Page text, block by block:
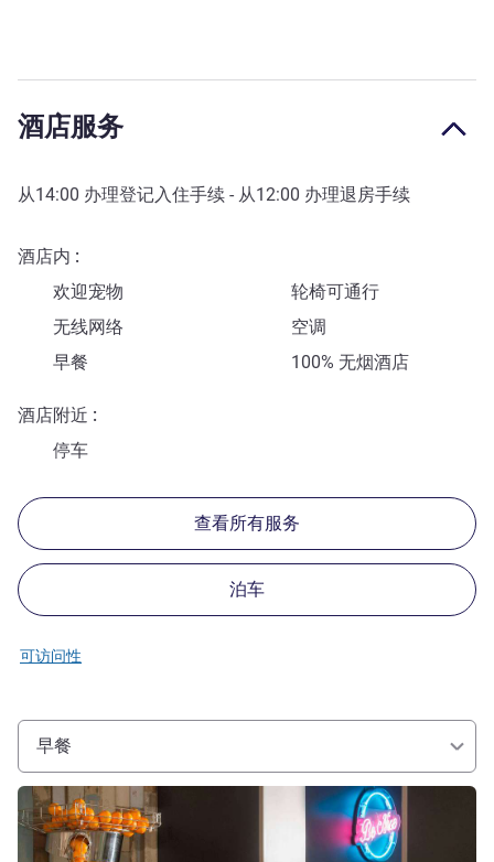
酒店服务
从14:00 办理登记入住手续 - 从12:00 办理退房手续
酒店内
欢迎宠物
轮椅可通行
无线网络
空调
早餐
100% 无烟酒店
酒店附近
停车
查看所有服务
泊车
可访问性
早餐
请参阅详情